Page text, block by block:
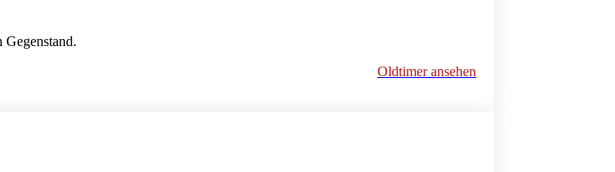
Oldtimer ansehen